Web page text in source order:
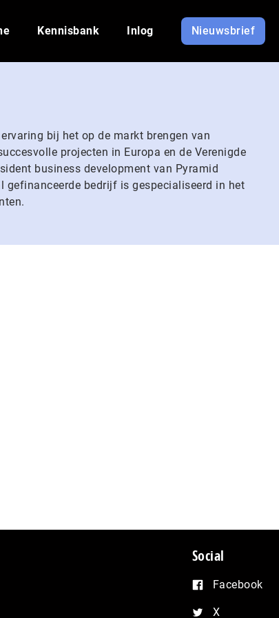
Kennisbank Inlog Nieuwsbrief
bij het op de markt brengen van
projecten in Europa en de Verenigde
business development van Pyramid
gefinanceerde bedrijf is gespecialiseerd in het
Social
Facebook
X